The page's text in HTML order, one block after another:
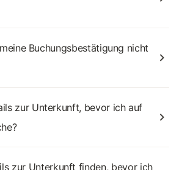
Buchungsbestätigung nicht
zur Unterkunft, bevor ich auf
zur Unterkunft finden, bevor ich